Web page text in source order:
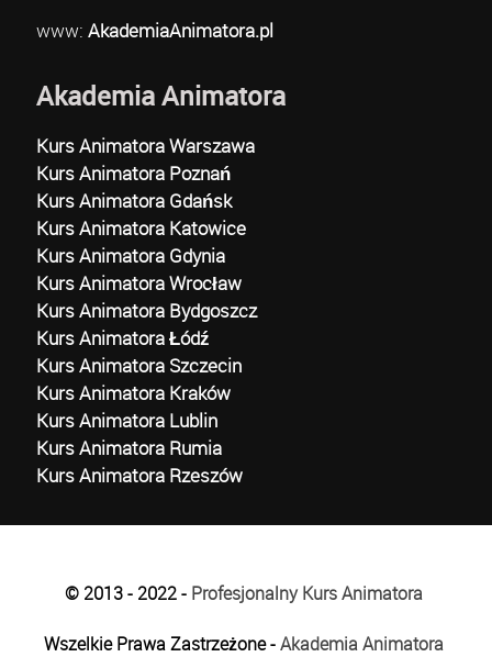
www: AkademiaAnimatora.pl
Akademia Animatora
Kurs Animatora Warszawa
Kurs Animatora Poznań
Kurs Animatora Gdańsk
Kurs Animatora Katowice
Kurs Animatora Gdynia
Kurs Animatora Wrocław
Kurs Animatora Bydgoszcz
Kurs Animatora Łódź
Kurs Animatora Szczecin
Kurs Animatora Kraków
Kurs Animatora Lublin
Kurs Animatora Rumia
Kurs Animatora Rzeszów
© 2013 - 2022 - Profesjonalny Kurs Animatora
Wszelkie Prawa Zastrzeżone -Akademia Animatora